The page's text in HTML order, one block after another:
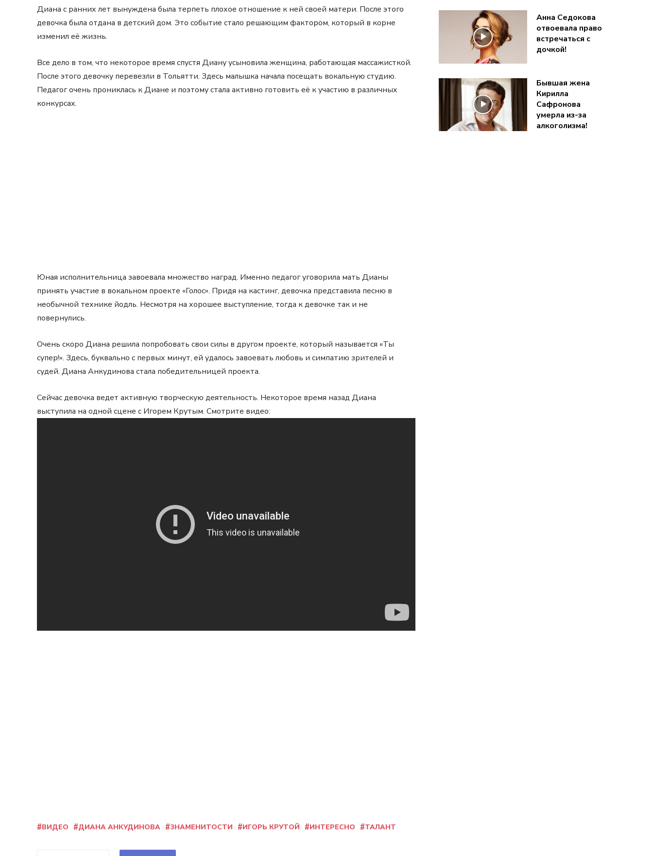
Диана с ранних лет вынуждена была терпеть плохое отношение к ней своей матери. После этого
девочка была отдана в детский дом. Это событие стало решающим фактором, который в корне
изменил её жизнь.
Все дело в том, что некоторое время спустя Диану усыновила женщина, работающая массажисткой.
После этого девочку перевезли в Тольятти. Здесь малышка начала посещать вокальную студию.
Педагог очень прониклась к Диане и поэтому стала активно готовить её к участию в различных
конкурсах.
Юная исполнительница завоевала множество наград. Именно педагог уговорила мать Дианы
принять участие в вокальном проекте «Голос». Придя на кастинг, девочка представила песню в
необычной технике йодль. Несмотря на хорошее выступление, тогда к девочке так и не
повернулись.
Очень скоро Диана решила попробовать свои силы в другом проекте, который называется «Ты
супер!». Здесь, буквально с первых минут, ей удалось завоевать любовь и симпатию зрителей и
судей. Диана Анкудинова стала победительницей проекта.
Сейчас девочка ведет активную творческую деятельность. Некоторое время назад Диана
выступила на одной сцене с Игорем Крутым. Смотрите видео:
ВИДЕО ДИАНА АНКУДИНОВА ЗНАМЕНИТОСТИ ИГОРЬ КРУТОЙ ИНТЕРЕСНО ТАЛАНТ
Анна Седокова
отвоевала право
встречаться с
дочкой!
Бывшая жена
Кирилла
Сафронова
умерла из-за
алкоголизма!